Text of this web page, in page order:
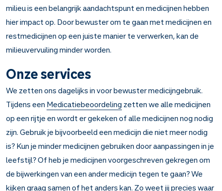
milieu is een belangrijk aandachtspunt en medicijnen hebben
hier impact op. Door bewuster om te gaan met medicijnen en
restmedicijnen op een juiste manier te verwerken, kan de
milieuvervuiling minder worden.
Onze services
We zetten ons dagelijks in voor bewuster medicijngebruik.
Tijdens een Medicatiebeoordeling zetten we alle medicijnen
op een rijtje en wordt er gekeken of alle medicijnen nog nodig
zijn. Gebruik je bijvoorbeeld een medicijn die niet meer nodig
is? Kun je minder medicijnen gebruiken door aanpassingen in je
leefstijl? Of heb je medicijnen voorgeschreven gekregen om
de bijwerkingen van een ander medicijn tegen te gaan? We
kijken graag samen of het anders kan. Zo weet jij precies waar